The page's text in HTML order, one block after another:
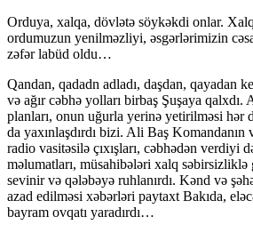
Orduya, xalqa, dövlətə söykəkdi onlar.
ordumuzun yenilməzliyi, əsgərlərimizin
zəfər labüd oldu…
Qandan, qadadn adladı, daşdan, qayadan
və ağır cəbhə yolları birbaş Şuşaya qalxdı.
planları, onun uğurla yerinə yetirilməsi hər
da yaxınlaşdırdı bizi. Ali Baş Komandanın
radio vasitəsilə çıxışları, cəbhədən verdiyi
məlumatları, müsahibələri xalq
sevinir və qələbəyə ruhlanırdı. Kənd və
azad edilməsi xəbərləri paytaxt Bakıda,
bayram ovqatı yaradırdı…